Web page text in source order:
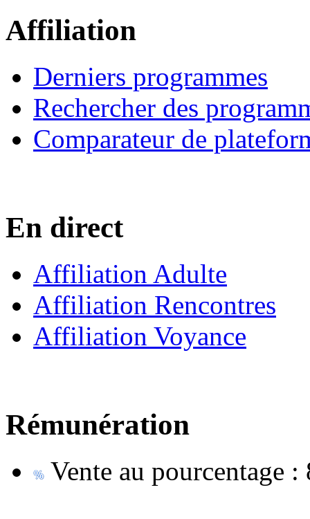
Affiliation
Derniers programmes
Rechercher des
Comparateur de
En direct
Affiliation Adulte
Affiliation Rencontres
Affiliation Voyance
Rémunération
Vente au pourcentage :